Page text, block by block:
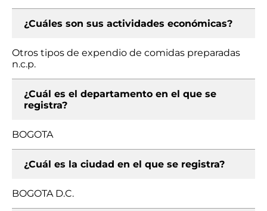
¿Cuáles son sus actividades económicas?
Otros tipos de expendio de comidas preparadas
n.c.p.
¿Cuál es el departamento en el que se
registra?
BOGOTA
¿Cuál es la ciudad en el que se registra?
BOGOTA D.C.